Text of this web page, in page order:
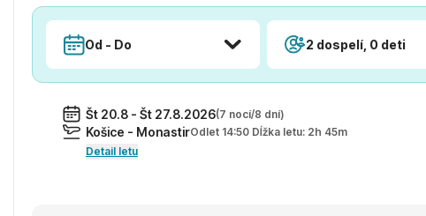
Od - Do 2 dospelí, 0 deti
Št 20.8 - Št 27.8.2026(7 nocí/8 dní)
Košice - MonastirOdlet 14:50 Dĺžka letu: 2h 45m
Detail letu